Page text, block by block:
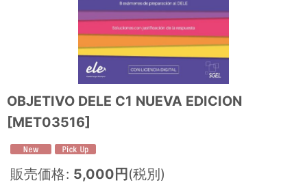
OBJETIVO DELE C1 NUEVA EDICION
[MET03516]
販売価格: 5,000 円 (税別)